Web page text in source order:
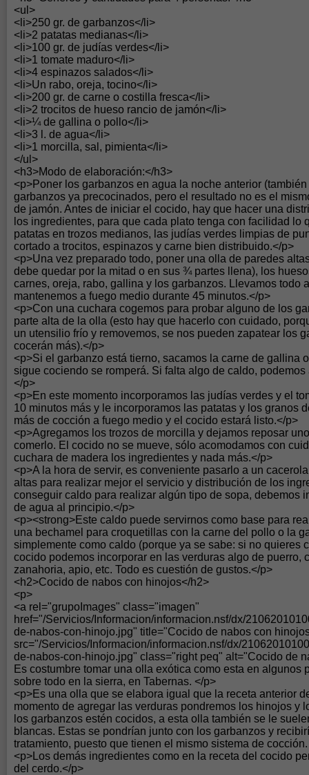
<ul>
<li>250 gr. de garbanzos</li>
<li>2 patatas medianas</li>
<li>100 gr. de judías verdes</li>
<li>1 tomate maduro</li>
<li>4 espinazos salados</li>
<li>Un rabo, oreja, tocino</li>
<li>200 gr. de carne o costilla fresca</li>
<li>2 trocitos de hueso rancio de jamón</li>
<li>¼ de gallina o pollo</li>
<li>3 l. de agua</li>
<li>1 morcilla, sal, pimienta</li>
</ul>
<h3>Modo de elaboración:</h3>
<p>Poner los garbanzos en agua la noche anterior
garbanzos ya precocinados, pero el resultado no es el
de jamón. Antes de iniciar el cocido, hay que hacer una
los ingredientes, para que cada plato tenga con facilidad lo
patatas en trozos medianos, las judías verdes limpias de
cortado a trocitos, espinazos y carne bien distribuido.</p>
<p>Una vez preparado todo, poner una olla de paredes
debe quedar por la mitad o en sus ¾ partes llena), los
carnes, oreja, rabo, gallina y los garbanzos. Llevamos todo
mantenemos a fuego medio durante 45 minutos.</p>
<p>Con una cuchara cogemos para probar alguno de los
parte alta de la olla (esto hay que hacerlo con cuidado,
un utensilio frío y removemos, se nos pueden zapatear los
cocerán más).</p>
<p>Si el garbanzo está tierno, sacamos la carne de gallina
sigue cociendo se romperá. Si falta algo de caldo,
</p>
<p>En este momento incorporamos las judías verdes y el
10 minutos más y le incorporamos las patatas y los granos
más de cocción a fuego medio y el cocido estará listo.</p>
<p>Agregamos los trozos de morcilla y dejamos reposar
comerlo. El cocido no se mueve, sólo acomodamos con
cuchara de madera los ingredientes y nada más.</p>
<p>A la hora de servir, es conveniente pasarlo a un
altas para realizar mejor el servicio y distribución de los
conseguir caldo para realizar algún tipo de sopa, debemos
de agua al principio.</p>
<p><strong>Este caldo puede servirnos como base para
una bechamel para croquetillas con la carne del pollo o la
simplemente como caldo (porque ya se sabe: si no quieres
cocido podemos incorporar en las verduras algo de puerro,
zanahoria, apio, etc. Todo es cuestión de gustos.</p>
<h2>Cocido de nabos con hinojos</h2>
<p>
<a rel="grupoImages" class="imagen"
href="/Servicios/Informacion/informacion.nsf/dx/
de-nabos-con-hinojo.jpg" title="Cocido de nabos con
src="/Servicios/Informacion/informacion.nsf/dx/
de-nabos-con-hinojo.jpg" class="right peq" alt="Cocido de
Es costumbre tomar una olla exótica como esta en algunos
sobre todo en la sierra, en Tabernas. </p>
<p>Es una olla que se elabora igual que la receta anterior
momento de agregar las verduras pondremos los hinojos y
los garbanzos estén cocidos, a esta olla también se le
blancas. Estas se pondrían junto con los garbanzos y
tratamiento, puesto que tienen el mismo sistema de
<p>Los demás ingredientes como en la receta del cocido
del cerdo.</p>